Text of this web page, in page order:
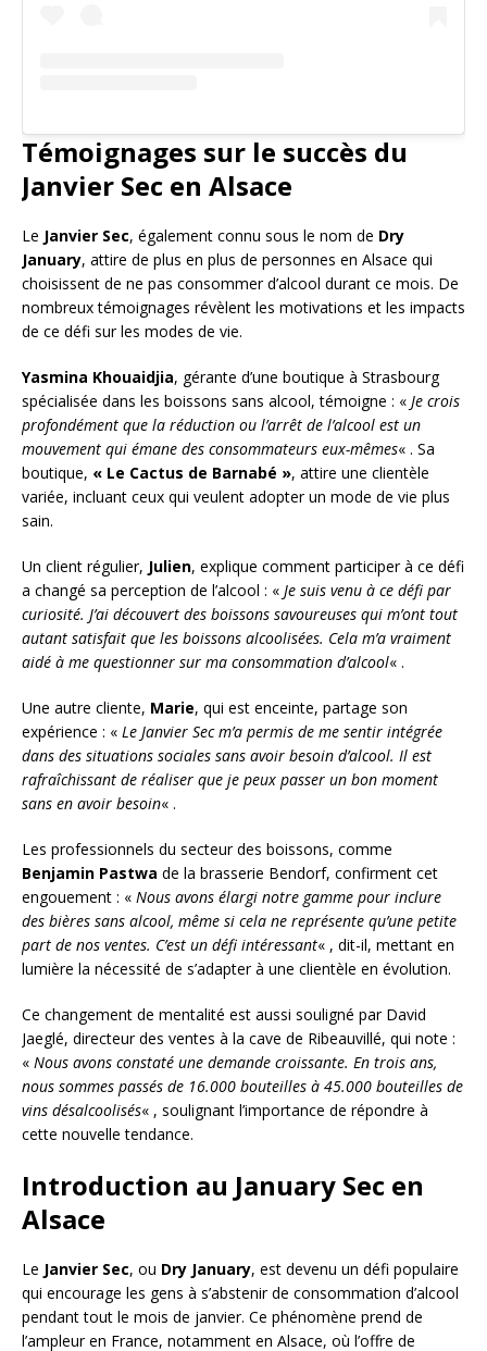
Témoignages sur le succès du
Janvier Sec en Alsace
Le Janvier Sec, également connu sous le nom de Dry
January, attire de plus en plus de personnes en Alsace qui
choisissent de ne pas consommer d’alcool durant ce mois. De
nombreux témoignages révèlent les motivations et les impacts
de ce défi sur les modes de vie.
Yasmina Khouaidjia, gérante d’une boutique à Strasbourg
spécialisée dans les boissons sans alcool, témoigne : « Je crois
profondément que la réduction ou l’arrêt de l’alcool est un
mouvement qui émane des consommateurs eux-mêmes« . Sa
boutique, « Le Cactus de Barnabé », attire une clientèle
variée, incluant ceux qui veulent adopter un mode de vie plus
sain.
Un client régulier, Julien, explique comment participer à ce défi
a changé sa perception de l’alcool : « Je suis venu à ce défi par
curiosité. J’ai découvert des boissons savoureuses qui m’ont tout
autant satisfait que les boissons alcoolisées. Cela m’a vraiment
aidé à me questionner sur ma consommation d’alcool« .
Une autre cliente, Marie, qui est enceinte, partage son
expérience : « Le Janvier Sec m’a permis de me sentir intégrée
dans des situations sociales sans avoir besoin d’alcool. Il est
rafraîchissant de réaliser que je peux passer un bon moment
sans en avoir besoin« .
Les professionnels du secteur des boissons, comme
Benjamin Pastwa de la brasserie Bendorf, confirment cet
engouement : « Nous avons élargi notre gamme pour inclure
des bières sans alcool, même si cela ne représente qu’une petite
part de nos ventes. C’est un défi intéressant« , dit-il, mettant en
lumière la nécessité de s’adapter à une clientèle en évolution.
Ce changement de mentalité est aussi souligné par David
Jaeglé, directeur des ventes à la cave de Ribeauvillé, qui note :
« Nous avons constaté une demande croissante. En trois ans,
nous sommes passés de 16.000 bouteilles à 45.000 bouteilles de
vins désalcoolisés« , soulignant l’importance de répondre à
cette nouvelle tendance.
Introduction au January Sec en
Alsace
Le Janvier Sec, ou Dry January, est devenu un défi populaire
qui encourage les gens à s’abstenir de consommation d’alcool
pendant tout le mois de janvier. Ce phénomène prend de
l’ampleur en France, notamment en Alsace, où l’offre de